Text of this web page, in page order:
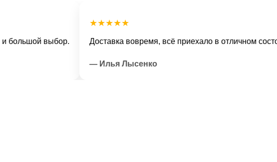
выбор.
★★★★★
Доставка вовремя, всё приехало в отличном состоянии.
— Илья Лысенко